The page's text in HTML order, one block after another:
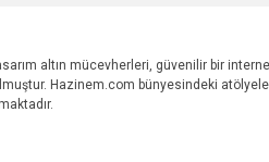
altın mücevherleri, güvenilir bir
Hazinem.com bünyesindeki